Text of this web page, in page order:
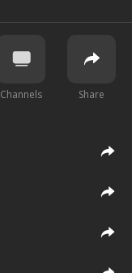
Channels Share